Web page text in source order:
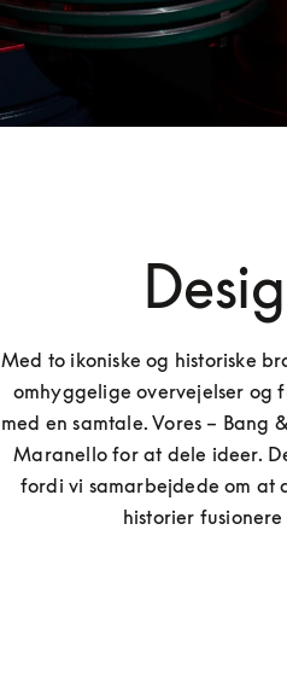
Med to ikoniske og historiske
omhyggelige overvejelser og
med en samtale. Vores –
Maranello for at dele ideer.
fordi vi samarbejdede om at
historier